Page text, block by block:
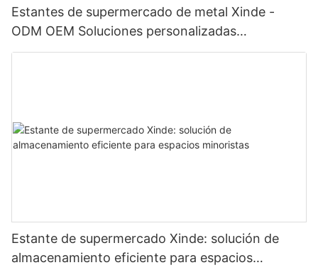
Estantes de supermercado de metal Xinde -
ODM OEM Soluciones personalizadas
disponibles
Estante de supermercado Xinde: solución de
almacenamiento eficiente para espacios